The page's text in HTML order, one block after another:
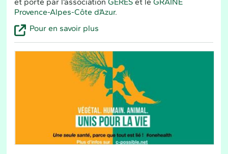
Provence-Alpes-Côte d’Azur.
Pour en savoir plus